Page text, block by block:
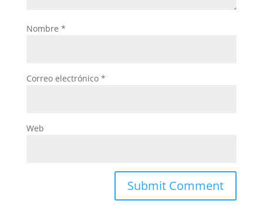
Nombre *
Correo electrónico *
Web